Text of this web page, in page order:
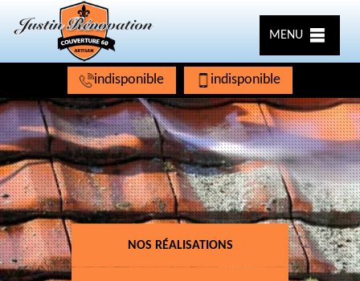
MENU
indisponible indisponible
NOS RÉALISATIONS